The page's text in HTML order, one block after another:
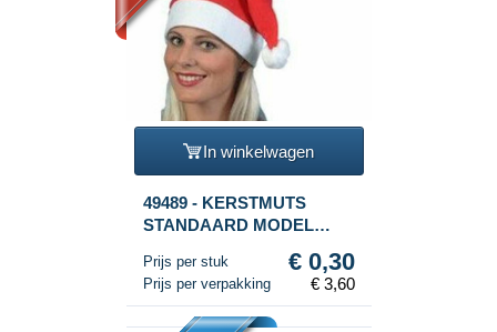
In winkelwagen
49489 - KERSTMUTS
STANDAARD MODEL
Prijs per stuk € 0,30
Prijs per verpakking € 3,60